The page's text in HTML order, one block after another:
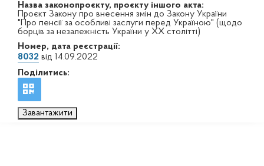
Назва законопроєкту, проєкту іншого акта:
Проєкт Закону про внесення змін до Закону України
"Про пенсії за особливі заслуги перед Україною" (щодо
борців за незалежність України у XX столітті)
Номер, дата реєстрації:
8032 від 14.09.2022
Поділитись:
Завантажити